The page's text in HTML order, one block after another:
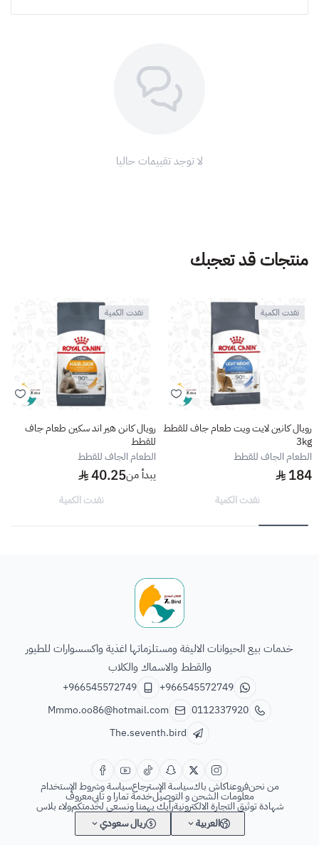
لا توجد تقييمات حاليا
منتجات قد تعجبك
نفدت الكمية
رويال كانين لايت ويت طعام جاف للقطط
3kg
الطعام الجاف للقطط
184
نفدت الكمية
نفدت الكمية
رويال كانن هير اند سكين طعام جاف
للقطط
الطعام الجاف للقطط
يبدأ من40.25
نفدت الكمية
خدمات بيع الحيوانات الاليفة ومستلزماتها اغذية واكسسوارات للطيور
والقطط والاسماك والكلاب
+966545572749
+966545572749
0112337920
Mmmo.oo86@hotmail.com
The.seventh.bird
من نحنفروعناكاش باكسياسة الإسترجاعسياسة وشروط الإستخدام
معلومات الشحن و التوصيلخدمة تمارا و تابيمعروف
شهادة توثيق التجارة الالكترونيةرأيك يهمنا ونسعى لخدمتكمولاء بلاس
العربية
ريال سعودي